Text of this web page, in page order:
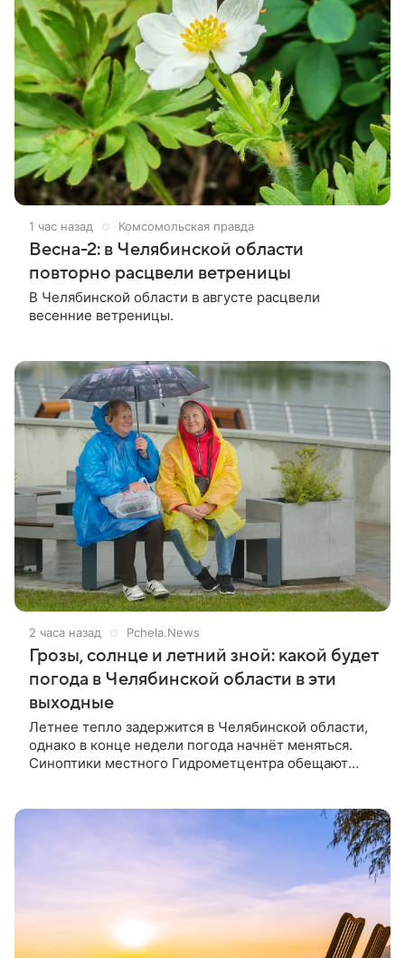
1 час назад Комсомольская правда
Весна-2: в Челябинской области
повторно расцвели ветреницы
В Челябинской области в августе расцвели
весенние ветреницы.
2 часа назад Pchela.News
Грозы, солнце и летний зной: какой будет
погода в Челябинской области в эти
выходные
Летнее тепло задержится в Челябинской области,
однако в конце недели погода начнёт меняться.
Синоптики местного Гидрометцентра обещают